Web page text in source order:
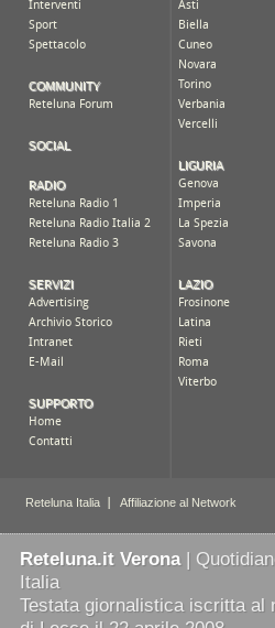
Reteluna.it Verona|
Italia
Testata giornalistica iscritta al